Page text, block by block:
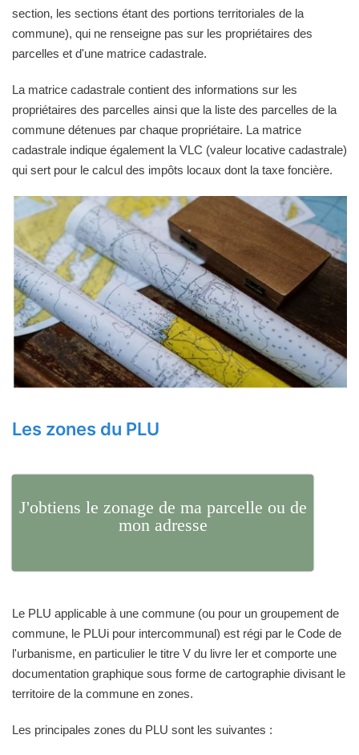
section, les sections étant des portions territoriales de la
commune), qui ne renseigne pas sur les propriétaires des
parcelles et d'une matrice cadastrale.
La matrice cadastrale contient des informations sur les
propriétaires des parcelles ainsi que la liste des parcelles de la
commune détenues par chaque propriétaire. La matrice
cadastrale indique également la VLC (valeur locative cadastrale)
qui sert pour le calcul des impôts locaux dont la taxe foncière.
Les zones du PLU
J'obtiens le zonage de ma parcelle ou de
mon adresse
Le PLU applicable à une commune (ou pour un groupement de
commune, le PLUi pour intercommunal) est régi par le Code de
l'urbanisme, en particulier le titre V du livre Ier et comporte une
documentation graphique sous forme de cartographie divisant le
territoire de la commune en zones.
Les principales zones du PLU sont les suivantes :